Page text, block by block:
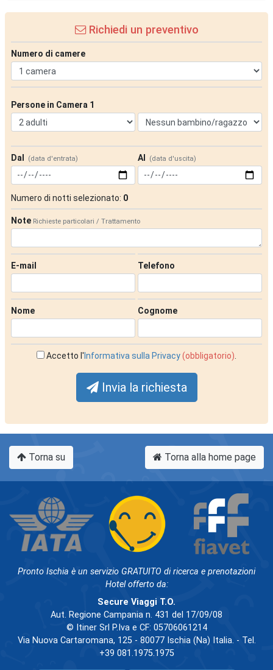
Richiedi un preventivo
Numero di camere
Persone in Camera 1
Dal (data d'entrata) Al (data d'uscita)
Numero di notti selezionato: 0
Note Richieste particolari / Trattamento
E-mail Telefono
Nome Cognome
Accetto l' Informativa sulla Privacy(obbligatorio)
Invia la richiesta
Torna su Torna alla home page
Pronto Ischia è un servizio GRATUITO di ricerca e prenotazioni
Hotel offerto da:
Secure Viaggi T.O.
Aut. Regione Campania n. 431 del 17/09/08
© Itiner Srl P.Iva e CF: 05706061214
Via Nuova Cartaromana, 125 - 80077 Ischia (Na) Italia. - Tel.
+39 081.1975.1975